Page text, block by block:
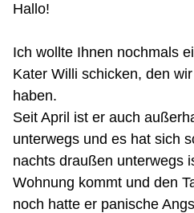
Hallo!
Ich wollte Ihnen nochmals
Kater Willi schicken, den
haben.
Seit April ist er auch
unterwegs und es hat sich
nachts draußen unterwegs
Wohnung kommt und den
noch hatte er panische